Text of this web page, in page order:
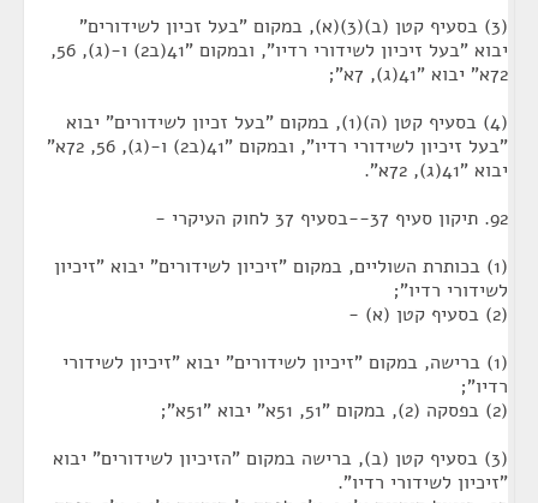
(3) בסעיף קטן (ב)(3)(א), במקום "בעל זכיון לשידורים"
יבוא "בעל זיכיון לשידורי רדיו", ובמקום "41(ב2) ו-(ג), 56,
72א" יבוא "41(ג), 7א";
(4) בסעיף קטן (ה)(1), במקום "בעל זכיון לשידורים" יבוא
"בעל זיכיון לשידורי רדיו", ובמקום "41(ב2) ו-(ג), 56, 72א"
יבוא "41(ג), 72א".
92. תיקון סעיף 37--בסעיף 37 לחוק העיקרי -
(1) בכותרת השוליים, במקום "זיכיון לשידורים" יבוא "זיכיון
לשידורי רדיו";
(2) בסעיף קטן (א) -
(1) ברישה, במקום "זיכיון לשידורים" יבוא "זיכיון לשידורי
רדיו";
(2) בפסקה (2), במקום "51, 51א" יבוא "51א";
(3) בסעיף קטן (ב), ברישה במקום "הזיכיון לשידורים" יבוא
"זיכיון לשידורי רדיו".